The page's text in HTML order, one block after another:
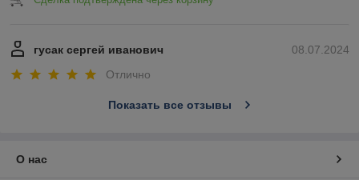
08.07.2024
гусак сергей иванович
Отлично
Показать все отзывы
О нас